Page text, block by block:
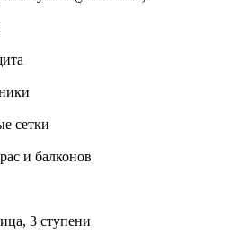
сетки
и балконов
3 ступени